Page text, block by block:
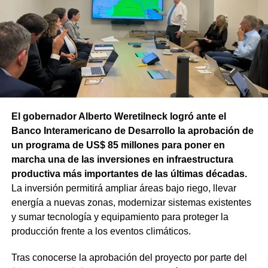
151 donde se aplicarán 5.000 toneladas de mezcla
asfáltica en caliente, una obra destinada a recuperar los
sectores más deteriorados y mejorar las condiciones de
transitabilidad.
El gobernador Alberto Weretilneck logró ante el
Banco Interamericano de Desarrollo la aprobación de
un programa de US$ 85 millones para poner en
marcha una de las inversiones en infraestructura
productiva más importantes de las últimas décadas.
La inversión permitirá ampliar áreas bajo riego, llevar
energía a nuevas zonas, modernizar sistemas existentes
y sumar tecnología y equipamiento para proteger la
producción frente a los eventos climáticos.
Tras conocerse la aprobación del proyecto por parte del